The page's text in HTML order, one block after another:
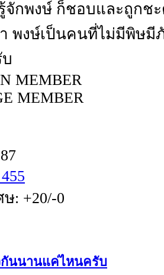
จักพงษ์ ก็ชอบและถูกช
พงษ์เป็นคนที่ไม่มีพิษมี
MEMBER
MEMBER
: +20/-0
กันนานแค่ไหนครับ